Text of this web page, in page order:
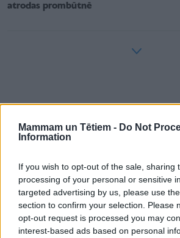
Mammam un Tētiem - Do Not
Information
If you wish to opt-out of the sale, sharing
processing of your personal or sensitive
targeted advertising by us, please use
section to confirm your selection. Please
opt-out request is processed you may
interest-based ads based on personal
atrodas prombūtnē
meiteņu koriem. Koris ir daļa no Rīgas
saimes un ir izkopis plašu, tradīcijām
ārpus tās, kā arī daudzveidīga
pārstāvēti dažādi mūzikas žanri, sākot
populārās mūzikas līdz pat klasiskās
ļoti daudz ceļojis, ieguvis prestižas